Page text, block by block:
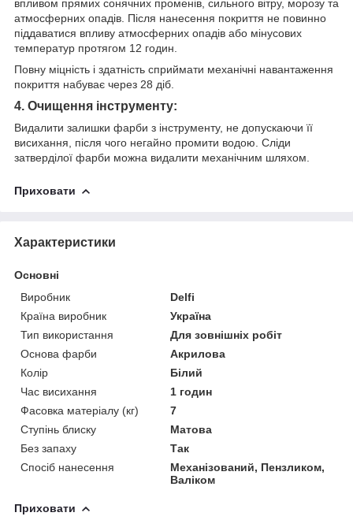
впливом прямих сонячних променів, сильного вітру, морозу та
атмосферних опадів. Після нанесення покриття не повинно
піддаватися впливу атмосферних опадів або мінусових
температур протягом 12 годин.
Повну міцність і здатність сприймати механічні навантаження
покриття набуває через 28 діб.
4. Очищення інструменту:
Видалити залишки фарби з інструменту, не допускаючи її
висихання, після чого негайно промити водою. Сліди
затверділої фарби можна видалити механічним шляхом.
Приховати
Характеристики
Основні
Виробник
Delfi
Країна виробник
Україна
Тип використання
Для зовнішніх робіт
Основа фарби
Акрилова
Колір
Білий
Час висихання
1 годин
Фасовка матеріалу (кг)
7
Ступінь блиску
Матова
Без запаху
Так
Спосіб нанесення
Механізований, Пензликом,
Валіком
Приховати